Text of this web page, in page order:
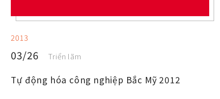
2013
03/26 Triển lãm
Tự động hóa công nghiệp Bắc Mỹ 2012